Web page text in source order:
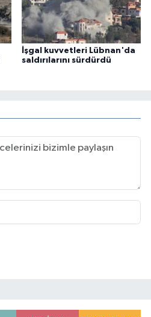
İşgal kuvvetleri Lübnan'da
saldırılarını sürdürdü